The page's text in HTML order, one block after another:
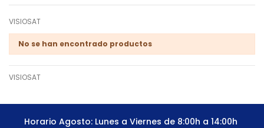
VISIOSAT
No se han encontrado productos
VISIOSAT
Horario Agosto: Lunes a Viernes de 8:00h a 14:00h